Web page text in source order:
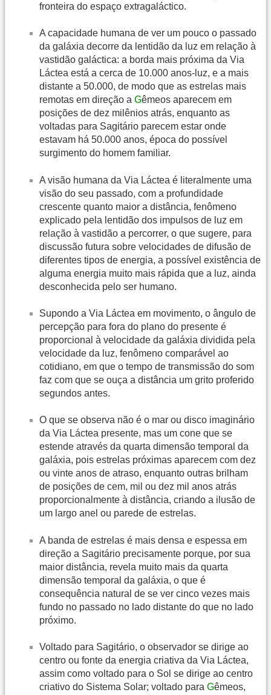
fronteira do espaço extragaláctico.
A capacidade humana de ver um pouco o passado
da galáxia decorre da lentidão da luz em relação à
vastidão galáctica: a borda mais próxima da Via
Láctea está a cerca de 10.000 anos-luz, e a mais
distante a 50.000, de modo que as estrelas mais
remotas em direção a Gêmeos aparecem em
posições de dez milênios atrás, enquanto as
voltadas para Sagitário parecem estar onde
estavam há 50.000 anos, época do possível
surgimento do homem familiar.
A visão humana da Via Láctea é literalmente uma
visão do seu passado, com a profundidade
crescente quanto maior a distância, fenômeno
explicado pela lentidão dos impulsos de luz em
relação à vastidão a percorrer, o que sugere, para
discussão futura sobre velocidades de difusão de
diferentes tipos de energia, a possível existência de
alguma energia muito mais rápida que a luz, ainda
desconhecida pelo ser humano.
Supondo a Via Láctea em movimento, o ângulo de
percepção para fora do plano do presente é
proporcional à velocidade da galáxia dividida pela
velocidade da luz, fenômeno comparável ao
cotidiano, em que o tempo de transmissão do som
faz com que se ouça a distância um grito proferido
segundos antes.
O que se observa não é o mar ou disco imaginário
da Via Láctea presente, mas um cone que se
estende através da quarta dimensão temporal da
galáxia, pois estrelas próximas aparecem com dez
ou vinte anos de atraso, enquanto outras brilham
de posições de cem, mil ou dez mil anos atrás
proporcionalmente à distância, criando a ilusão de
um largo anel ou parede de estrelas.
A banda de estrelas é mais densa e espessa em
direção a Sagitário precisamente porque, por sua
maior distância, revela muito mais da quarta
dimensão temporal da galáxia, o que é
consequência natural de se ver cinco vezes mais
fundo no passado no lado distante do que no lado
próximo.
Voltado para Sagitário, o observador se dirige ao
centro ou fonte da energia criativa da Via Láctea,
assim como voltado para o Sol se dirige ao centro
criativo do Sistema Solar; voltado para Gêmeos,